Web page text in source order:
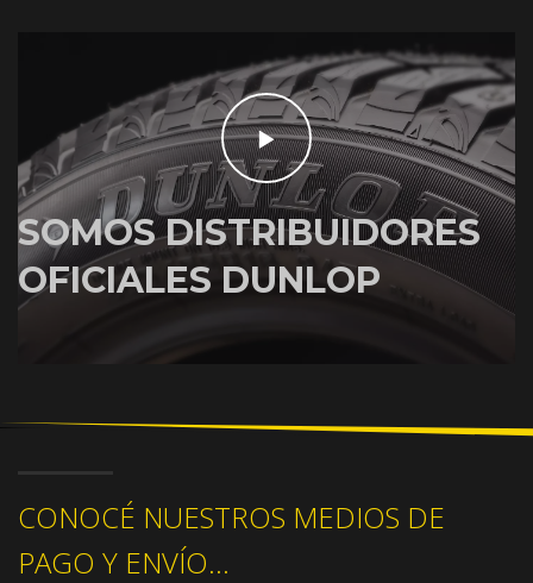
SOMOS DISTRIBUIDORES
OFICIALES DUNLOP
CONOCÉ NUESTROS MEDIOS DE
PAGO Y ENVÍO...